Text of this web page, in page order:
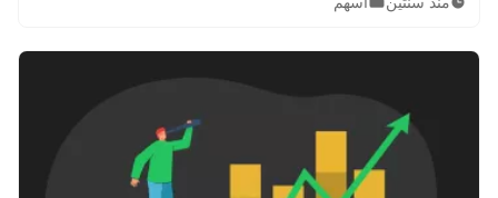
كيف تتحرك أكبر الشركات في بورصة فرانكفورت في أي